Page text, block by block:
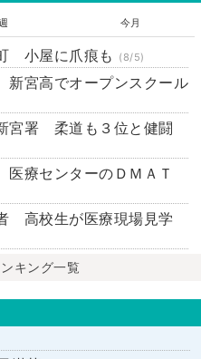
今月
小屋に爪痕も (8/5)
宮高でオープンスクール
宮署 柔道も３位と健闘
療センターのＤＭＡＴ
高校生が医療現場見学
キング一覧